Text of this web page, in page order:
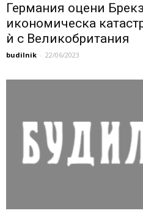
Германия оцени
икономическа
ѝ с Великобритания
budilnik - 22/06/2023